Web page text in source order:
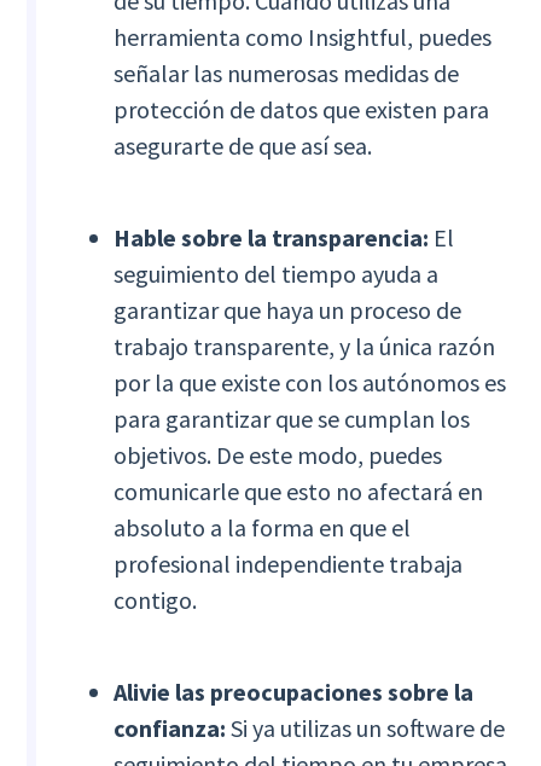
herramienta como Insightful, puedes
señalar las numerosas medidas de
protección de datos que existen para
asegurarte de que así sea.
Hable sobre la transparencia: El
seguimiento del tiempo ayuda a
garantizar que haya un proceso de
trabajo transparente, y la única razón
por la que existe con los autónomos es
para garantizar que se cumplan los
objetivos. De este modo, puedes
comunicarle que esto no afectará en
absoluto a la forma en que el
profesional independiente trabaja
contigo.
Alivie las preocupaciones sobre la
confianza:Si ya utilizas un software de